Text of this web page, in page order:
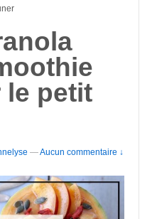
le petit
—Aucun commentaire ↓